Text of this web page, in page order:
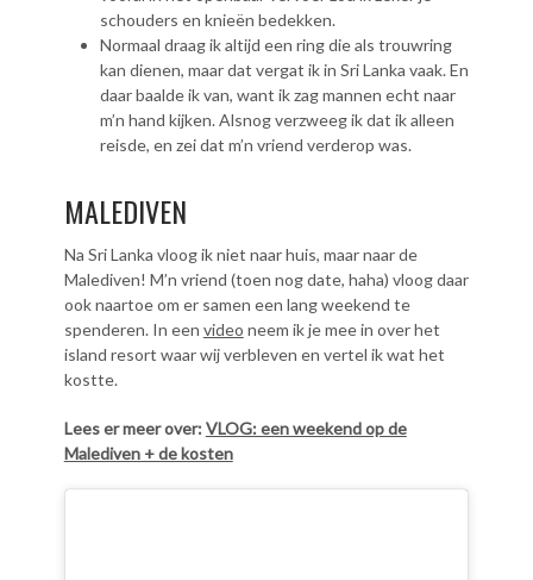
schouders en knieën bedekken.
Normaal draag ik altijd een ring die als trouwring
kan dienen, maar dat vergat ik in Sri Lanka vaak. En
daar baalde ik van, want ik zag mannen echt naar
m’n hand kijken. Alsnog verzweeg ik dat ik alleen
reisde, en zei dat m’n vriend verderop was.
MALEDIVEN
Na Sri Lanka vloog ik niet naar huis, maar naar de
Malediven! M’n vriend (toen nog date, haha) vloog daar
ook naartoe om er samen een lang weekend te
spenderen. In een video neem ik je mee in over het
island resort waar wij verbleven en vertel ik wat het
kostte.
Lees er meer over:VLOG: een weekend op de
Malediven + de kosten